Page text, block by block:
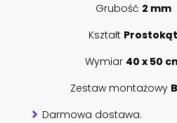
Grubość 2 mm
Kształt Prostokąt
Wymiar 40 x 50
Zestaw montażowy
Darmowa dostawa.